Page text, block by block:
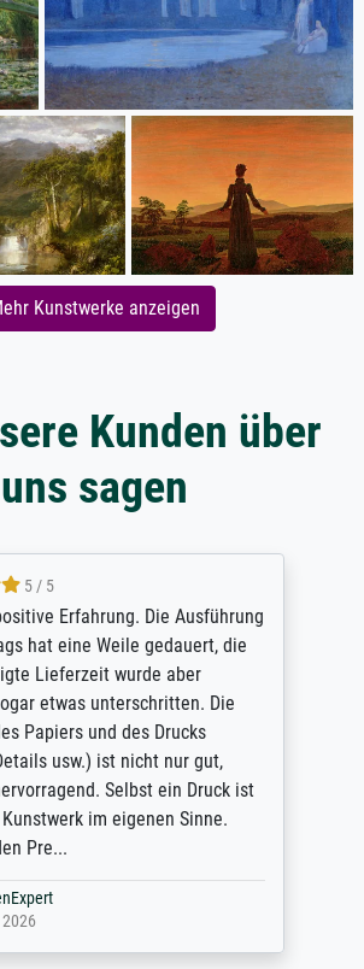
Kunstwerke anzeigen
Kunden über
uns sagen
5 / 5
Erfahrung. Die Ausführung
hat eine Weile gedauert, die
Lieferzeit wurde aber
etwas unterschritten. Die
Papiers und des Drucks
usw.) ist nicht nur gut,
Selbst ein Druck ist
im eigenen Sinne.
Pre...